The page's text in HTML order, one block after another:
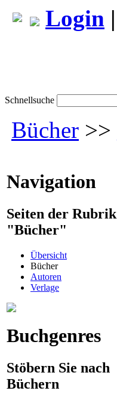
Login |
Schnellsuche
Bücher >>
Navigation
Seiten der Rubrik
"Bücher"
Übersicht
Bücher
Autoren
Verlage
Buchgenres
Stöbern Sie nach
Büchern